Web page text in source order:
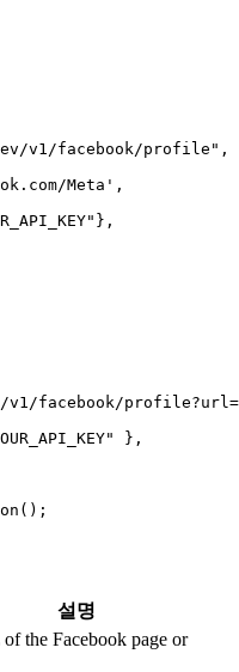
v1/facebook/profile",
Meta',
facebook/
},
설명
the Facebook page or